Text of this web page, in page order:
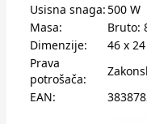
Usisna snaga:500 W
Masa:
Bruto:
Dimenzije:
46 x
Prava
potrošača:
EAN: